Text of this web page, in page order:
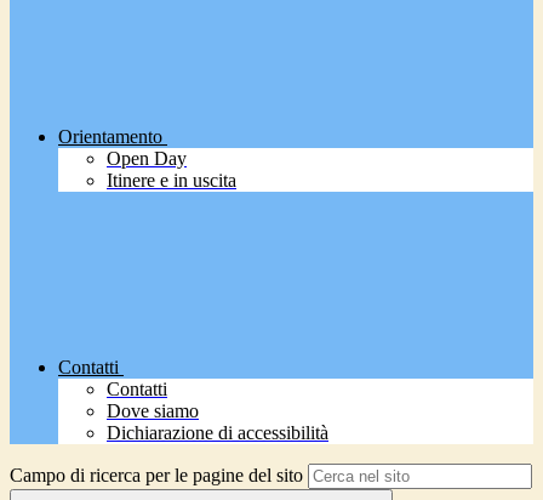
Orientamento
Open Day
Itinere e in uscita
Contatti
Contatti
Dove siamo
Dichiarazione di accessibilità
Campo di ricerca per le pagine del sito